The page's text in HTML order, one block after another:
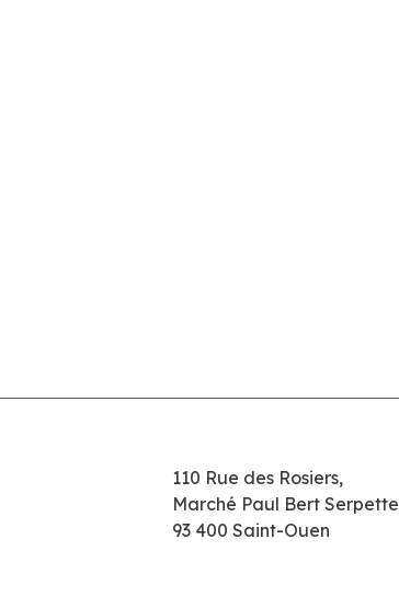
110 Rue des Rosiers,
Marché Paul Bert Serpette
93 400 Saint-Ouen